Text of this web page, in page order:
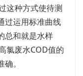
这种方式使待测
过运用标准曲线
总和就是水样
氯废水COD值的
。